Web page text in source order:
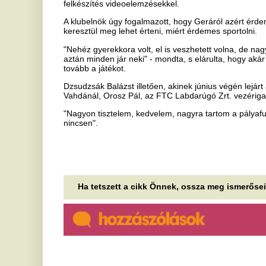
Ha tetszett a cikk Önnek, ossza meg ismerőseivel!